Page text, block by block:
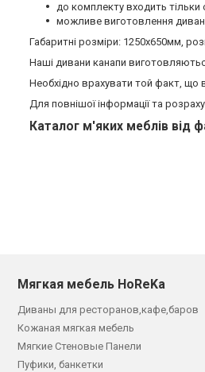
до комплекту входить
можливе виготовлення
Габаритні розміри: 1250х650мм,
Наші дивани канапи
Необхідно врахувати той факт, що
Для повнішої інформації та
Каталог м'яких меблів від
Мягкая мебель HoReKa
Диваны для ресторанов,кафе,баров
Кожаная мягкая мебель
Мягкие Стеновые Панели
Пуфики, банкетки